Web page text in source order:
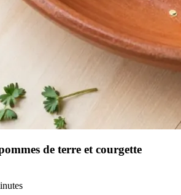
de terre et courgette